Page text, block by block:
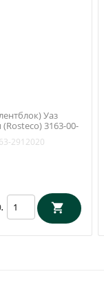
Уаз
3163-00-
2912020